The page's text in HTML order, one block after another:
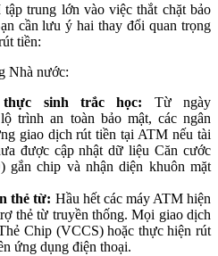
trung lớn vào việc thắt chặt bảo
cần lưu ý hai thay đổi quan trọng
tiền:
Nhà nước:
sinh trắc học: Từ ngày
trình an toàn bảo mật, các ngân
giao dịch rút tiền tại ATM nếu tài
được cập nhật dữ liệu Căn cước
gắn chip và nhận diện khuôn mặt
thẻ từ: Hầu hết các máy ATM hiện
thẻ từ truyền thống. Mọi giao dịch
Chip (VCCS) hoặc thực hiện rút
ứng dụng điện thoại.